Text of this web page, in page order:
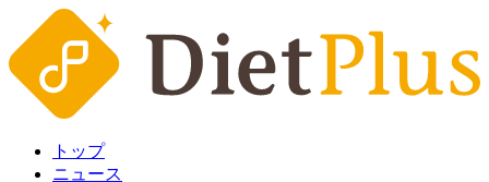
トップ
ニュース